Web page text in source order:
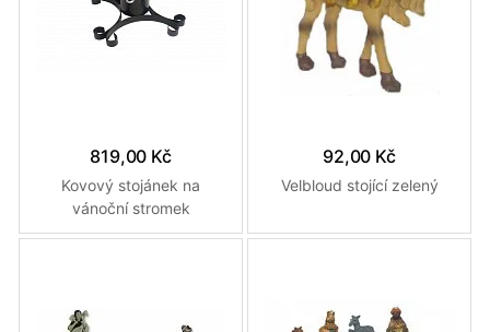
819,00 Kč
Kovový stojánek na
vánoční stromek
92,00 Kč
Velbloud stojící zelený